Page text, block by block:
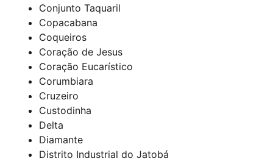
Conjunto Taquaril
Copacabana
Coqueiros
Coração de Jesus
Coração Eucarístico
Corumbiara
Cruzeiro
Custodinha
Delta
Diamante
Distrito Industrial do Jatobá